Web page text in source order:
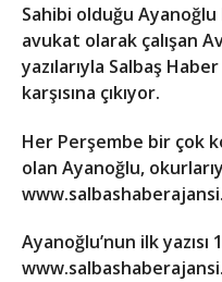
Sahibi olduğu
avukat olarak çalışan
yazılarıyla Salbaş
karşısına çıkıyor.
Her Perşembe bir çok
olan Ayanoğlu,
Ayanoğlu’nun ilk